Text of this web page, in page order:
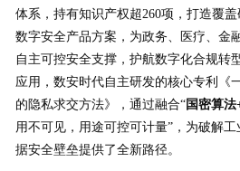
体系，持有知识产权超260项，打造覆
数字安全产品方案，为政务、医疗、金
自主可控安全支撑，护航数字化合规转
应用，数安时代自主研发的核心专利《
的隐私求交方法》，通过融合“国密算
用不可见，用途可控可计量”，为破解
据安全壁垒提供了全新路径。